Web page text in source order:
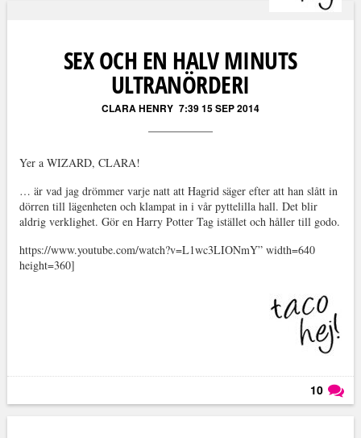
SEX OCH EN HALV MINUTS
ULTRANÖRDERI
CLARA HENRY 7:39 15 SEP 2014
Yer a WIZARD, CLARA!
… är vad jag drömmer varje natt att Hagrid säger efter att han slått in
dörren till lägenheten och klampat in i vår pyttelilla hall. Det blir
aldrig verklighet. Gör en Harry Potter Tag istället och håller till godo.
https://www.youtube.com/watch?v=L1wc3LIONmY” width=640
height=360]
10